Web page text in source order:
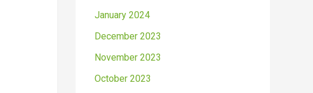
January 2024
December 2023
November 2023
October 2023